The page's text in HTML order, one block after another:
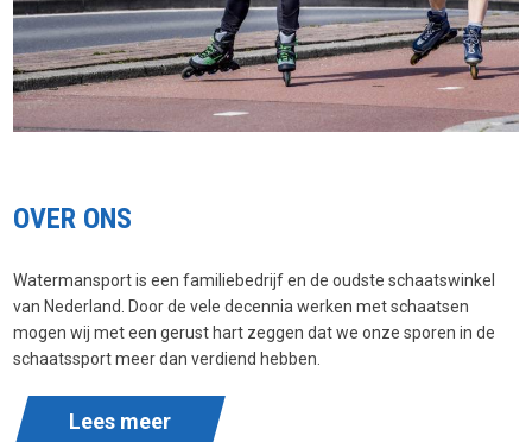
OVER ONS
Watermansport is een familiebedrijf en de oudste schaatswinkel
van Nederland. Door de vele decennia werken met schaatsen
mogen wij met een gerust hart zeggen dat we onze sporen in de
schaatssport meer dan verdiend hebben.
Lees meer